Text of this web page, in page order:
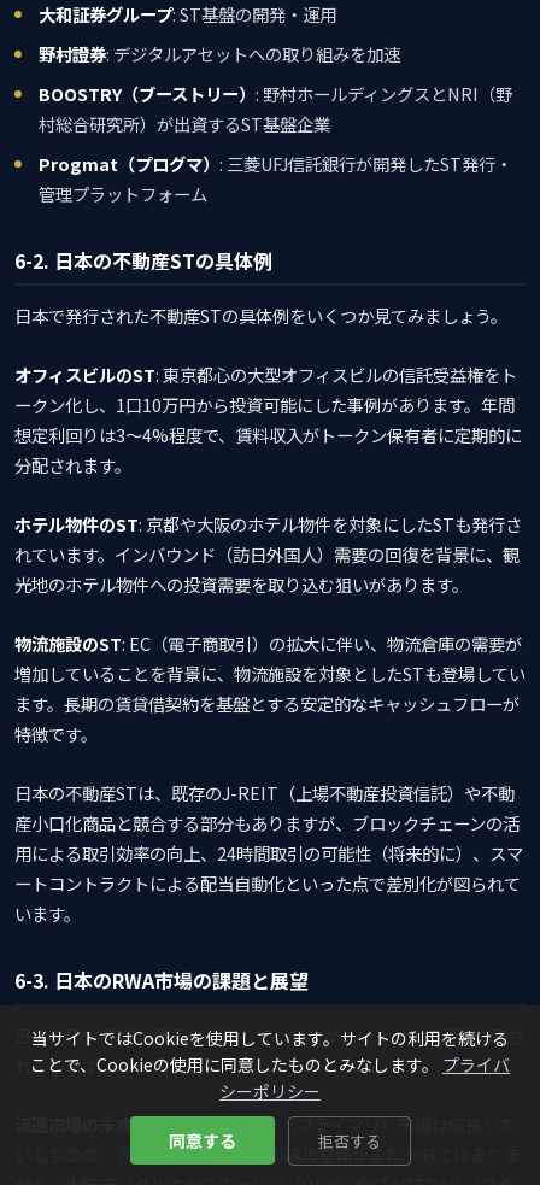
大和証券グループ: ST基盤の開発・運用
野村證券: デジタルアセットへの取り組みを加速
BOOSTRY（ブーストリー） : 野村ホールディングスとNRI（野
村総合研究所）が出資するST基盤企業
Progmat（プログマ） : 三菱UFJ信託銀行が開発したST発行・
管理プラットフォーム
6-2. 日本の不動産STの具体例
日本で発行された不動産STの具体例をいくつか見てみましょう。
オフィスビルのST: 東京都心の大型オフィスビルの信託受益権をト
ークン化し、1口10万円から投資可能にした事例があります。年間
想定利回りは3〜4%程度で、賃料収入がトークン保有者に定期的に
分配されます。
ホテル物件のST: 京都や大阪のホテル物件を対象にしたSTも発行さ
れています。インバウンド（訪日外国人）需要の回復を背景に、観
光地のホテル物件への投資需要を取り込む狙いがあります。
物流施設のST: EC（電子商取引）の拡大に伴い、物流倉庫の需要が
増加していることを背景に、物流施設を対象としたSTも登場してい
ます。長期の賃貸借契約を基盤とする安定的なキャッシュフローが
特徴です。
日本の不動産STは、既存のJ-REIT（上場不動産投資信託）や不動
産小口化商品と競合する部分もありますが、ブロックチェーンの活
用による取引効率の向上、24時間取引の可能性（将来的に）、スマ
ートコントラクトによる配当自動化といった点で差別化が図られて
います。
6-3. 日本のRWA市場の課題と展望
日本のRWA市場は着実に成長していますが、いくつかの課題も残さ
れています。
流通市場の未成熟: 日本のSTは発行（プライマリ）市場は成長して
いるものの、流通（セカンダリ）市場の整備がまだ十分ではありま
当サイトではCookieを使用しています。サイトの利用を続ける
ことで、Cookieの使用に同意したものとみなします。 プライバ
シーポリシー
同意する 拒否する